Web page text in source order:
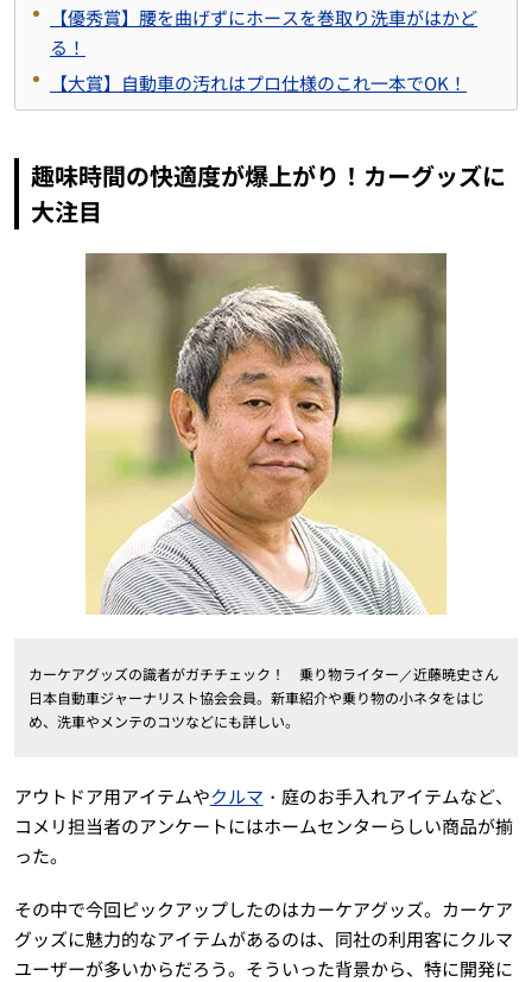
【優秀賞】腰を曲げずにホースを巻取り洗車がはかど
る！
【大賞】自動車の汚れはプロ仕様のこれ一本でOK！
趣味時間の快適度が爆上がり！カーグッズに
大注目
カーケアグッズの識者がガチチェック！ 乗り物ライター／近藤暁史さん
日本自動車ジャーナリスト協会会員。新車紹介や乗り物の小ネタをはじ
め、洗車やメンテのコツなどにも詳しい。
アウトドア用アイテムやクルマ ・庭のお手入れアイテムなど、
コメリ担当者のアンケートにはホームセンターらしい商品が揃
った。
その中で今回ピックアップしたのはカーケアグッズ。カーケア
グッズに魅力的なアイテムがあるのは、同社の利用客にクルマ
ユーザーが多いからだろう。そういった背景から、特に開発に